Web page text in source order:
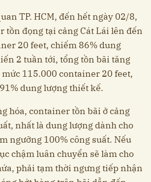
TP. HCM, đến hết ngày 02/8,
tồn đọng tại cảng Cát Lái lên đến
20 feet, chiếm 86% dung
2 tuần tới, tổng tồn bãi tăng
115.000 container 20 feet,
dung lượng thiết kế.
hóa, container tồn bãi ở cảng
nhất là dung lượng dành cho
ngưỡng 100% công suất. Nếu
chậm luân chuyển sẽ làm cho
phải tạm thời ngưng tiếp nhận